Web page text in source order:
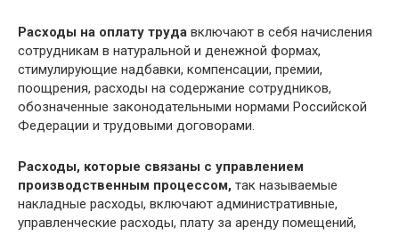
Расходы на оплату труда включают в себя начисления
сотрудникам в натуральной и денежной формах,
стимулирующие надбавки, компенсации, премии,
поощрения, расходы на содержание сотрудников,
обозначенные законодательными нормами Российской
Федерации и трудовыми договорами.
Расходы, которые связаны с управлением
производственным процессом, так называемые
накладные расходы, включают административные,
управленческие расходы, плату за аренду помещений,